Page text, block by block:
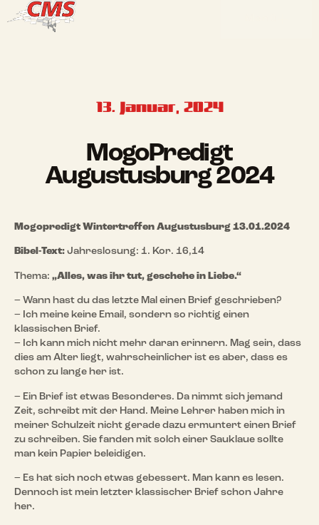
MogoPredigt
Augustusburg 2024
13. Januar, 2024
Mogopredigt Wintertreffen Augustusburg 13.01.2024
Bibel-Text: Jahreslosung: 1. Kor. 16,14
Thema: „Alles, was ihr tut, geschehe in Liebe.“
– Wann hast du das letzte Mal einen Brief geschrieben?
– Ich meine keine Email, sondern so richtig einen
klassischen Brief.
– Ich kann mich nicht mehr daran erinnern. Mag sein, dass
dies am Alter liegt, wahrscheinlicher ist es aber, dass es
schon zu lange her ist.
– Ein Brief ist etwas Besonderes. Da nimmt sich jemand
Zeit, schreibt mit der Hand. Meine Lehrer haben mich in
meiner Schulzeit nicht gerade dazu ermuntert einen Brief
zu schreiben. Sie fanden mit solch einer Sauklaue sollte
man kein Papier beleidigen.
– Es hat sich noch etwas gebessert. Man kann es lesen.
Dennoch ist mein letzter klassischer Brief schon Jahre
her.